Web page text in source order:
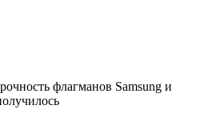
флагманов Samsung и